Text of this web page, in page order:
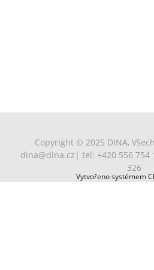
Copyright © 2025 DINA,
dina@dina.cz | tel: +420 556 754
326
Vytvořeno systémem